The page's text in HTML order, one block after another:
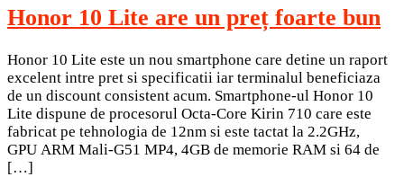
Honor 10 Lite are un preț foarte bun
Honor 10 Lite este un nou smartphone care detine un raport
excelent intre pret si specificatii iar terminalul beneficiaza
de un discount consistent acum. Smartphone-ul Honor 10
Lite dispune de procesorul Octa-Core Kirin 710 care este
fabricat pe tehnologia de 12nm si este tactat la 2.2GHz,
GPU ARM Mali-G51 MP4, 4GB de memorie RAM si 64 de
[…]